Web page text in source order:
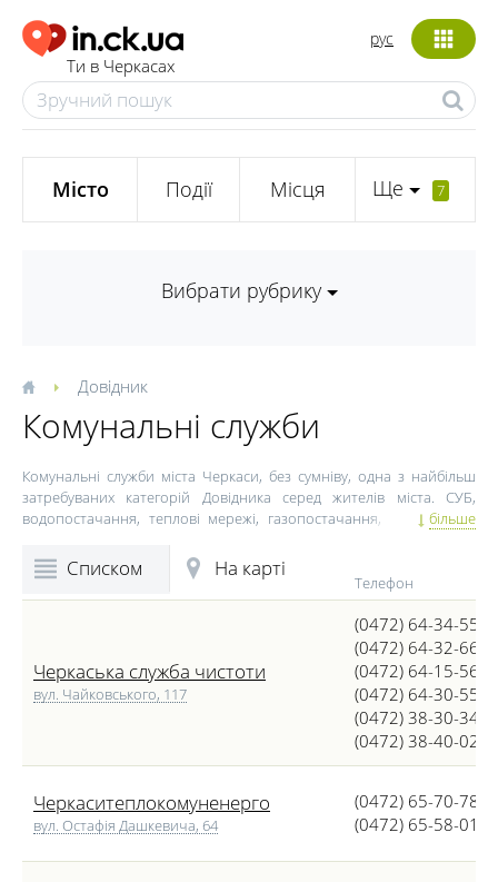
Ти в Черкасах
рус
Місто Події Місця Ще 7
Вибрати рубрику
Довідник
Комунальні служби
Комунальні служби міста Черкаси, без сумніву, одна з найбільш
затребуваних категорій Довідника серед жителів міста. СУБ,
водопостачання, теплові мережі, газопостачання, утримання і
підприємств, які відповідають за ці галузі, не знадобляться ні разу
в житті. Але більшість жителів Черкас все ж досить часто
звертаються за допомогою до комунальників. В цьому розділі
Довідника in.ck.ua ви знайдете адреси, телефони, графік роботи і
карту проїзду ключових установ, що забезпечують нормальну
життєдіяльність нашого міста.
більше
Списком На карті
Телефон
Черкаська служба чистоти
вул. Чайковського, 117
(0472) 64-34-55
(0472) 64-32-66
(0472) 64-15-56
(0472) 64-30-55
(0472) 38-30-34
(0472) 38-40-02
Черкаситеплокомуненерго
вул. Остафія Дашкевича, 64
(0472) 65-70-78
(0472) 65-58-01